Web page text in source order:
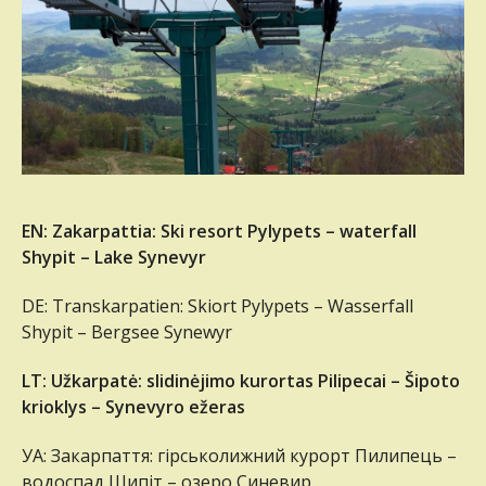
EN: Zakarpattia: Ski resort Pylypets – waterfall
Shypit – Lake Synevyr
DE: Transkarpatien: Skiort Pylypets – Wasserfall
Shypit – Bergsee Synewyr
LT: Užkarpatė: slidinėjimo kurortas Pilipecai – Šipoto
krioklys – Synevyro ežeras
УА: Закарпаття: гірськолижний курорт Пилипець –